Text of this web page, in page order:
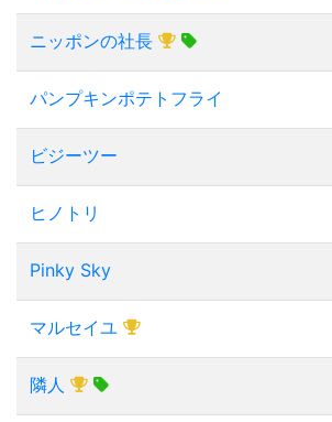
ニッポンの社長
パンプキンポテトフライ
ビジーツー
ヒノトリ
Pinky Sky
マルセイユ
隣人